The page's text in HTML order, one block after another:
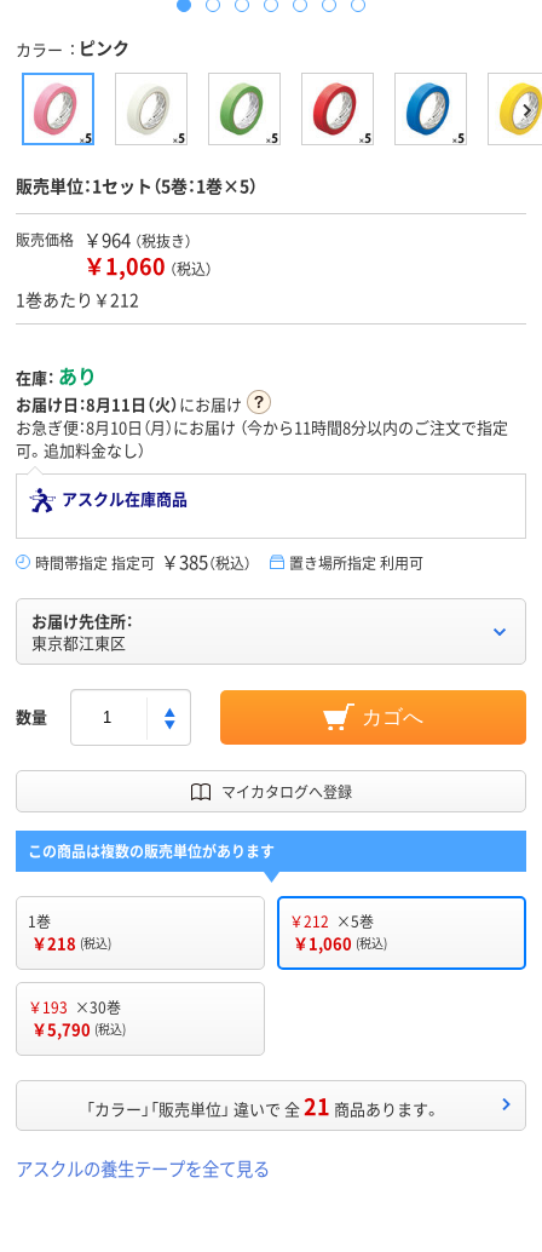
カラー ピンク
販売単位：1セット（5巻：1巻×5）
販売価格 ￥964 （税抜き）
￥1,060 （税込）
1巻あたり￥212
在庫： あり
お届け日：8月11日（火）にお届け
お急ぎ便：8月10日（月）にお届け （今から11時間8分以内のご注文で指定
可。追加料金なし）
アスクル在庫商品
時間帯指定 指定可 ￥385（税込） 置き場所指定 利用可
お届け先住所：
東京都江東区
数量 カゴへ
マイカタログへ登録
この商品は複数の販売単位があります
1巻
￥218 (税込)
￥212 ×5巻
￥1,060 (税込)
￥193 ×30巻
￥5,790 (税込)
「カラー」「販売単位」 違いで 全21 商品あります。
アスクルの養生テープを全て見る